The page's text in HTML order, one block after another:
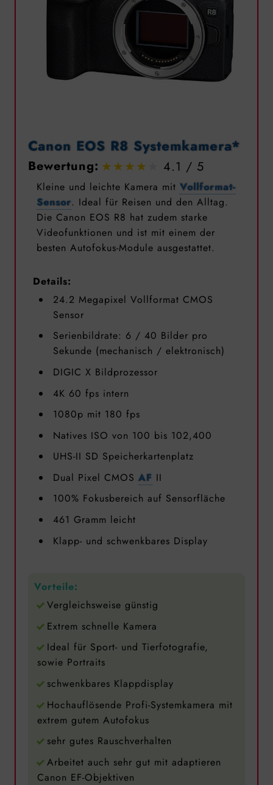
Canon EOS R8 Systemkamera*
Bewertung: 4.1
Kleine und leichte Kamera mit Vollformat-
Sensor. Ideal für Reisen und den Alltag.
Die Canon EOS R8 hat zudem starke
Videofunktionen und ist mit einem der
besten Autofokus-Module ausgestattet.
Details:
24.2 Megapixel Vollformat CMOS
Sensor
Serienbildrate: 6 / 40 Bilder pro
Sekunde (mechanisch / elektronisch)
DIGIC X Bildprozessor
4K 60 fps intern
1080p mit 180 fps
Natives ISO von 100 bis 102,400
UHS-II SD Speicherkartenplatz
Dual Pixel CMOS AF II
100% Fokusbereich auf Sensorfläche
461 Gramm leicht
Klapp- und schwenkbares Display
Vorteile:
Vergleichsweise günstig
Extrem schnelle Kamera
Ideal für Sport- und Tierfotografie,
sowie Portraits
schwenkbares Klappdisplay
Hochauflösende Profi-Systemkamera mit
extrem gutem Autofokus
sehr gutes Rauschverhalten
Arbeitet auch sehr gut mit adaptieren
Canon EF-Objektiven